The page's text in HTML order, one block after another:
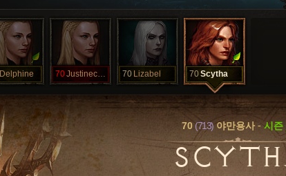
Delphine 70 Justinecase 70 Lizabel 70Scytha
70(713) 야만용사 - 시즌